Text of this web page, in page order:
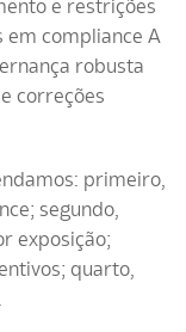
e restrições
compliance A
robusta
correções
primeiro,
segundo,
exposição;
quarto,